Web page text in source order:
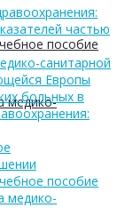
пособие
медико-
частью
санитарной
Европы
больных в
пособие
медико-